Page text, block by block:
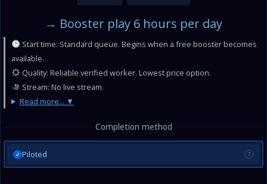
→ Booster play 6 hours per day
Start time: Standard queue. Begins when a free booster becomes
available.
Quality: Reliable verified worker. Lowest price option.
Stream: No live stream.
Read more...
Completion method
✓ Piloted ?